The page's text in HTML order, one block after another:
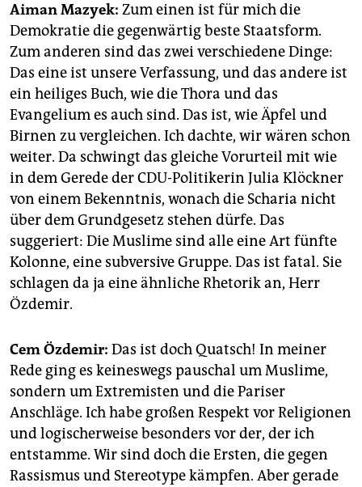
Aiman Mazyek: Zum einen ist für mich die
Demokratie die gegenwärtig beste Staatsform.
Zum anderen sind das zwei verschiedene Dinge:
Das eine ist unsere Verfassung, und das andere ist
ein heiliges Buch, wie die Thora und das
Evangelium es auch sind. Das ist, wie Äpfel und
Birnen zu vergleichen. Ich dachte, wir wären schon
weiter. Da schwingt das gleiche Vorurteil mit wie
in dem Gerede der CDU-Politikerin Julia Klöckner
von einem Bekenntnis, wonach die Scharia nicht
über dem Grundgesetz stehen dürfe. Das
suggeriert: Die Muslime sind alle eine Art fünfte
Kolonne, eine subversive Gruppe. Das ist fatal. Sie
schlagen da ja eine ähnliche Rhetorik an, Herr
Özdemir.
Cem Özdemir: Das ist doch Quatsch! In meiner
Rede ging es keineswegs pauschal um Muslime,
sondern um Extremisten und die Pariser
Anschläge. Ich habe großen Respekt vor Religionen
und logischerweise besonders vor der, der ich
entstamme. Wir sind doch die Ersten, die gegen
Rassismus und Stereotype kämpfen. Aber gerade